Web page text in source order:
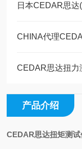
CEDAR思达扭力
产品介绍
CEDAR思达扭矩测试